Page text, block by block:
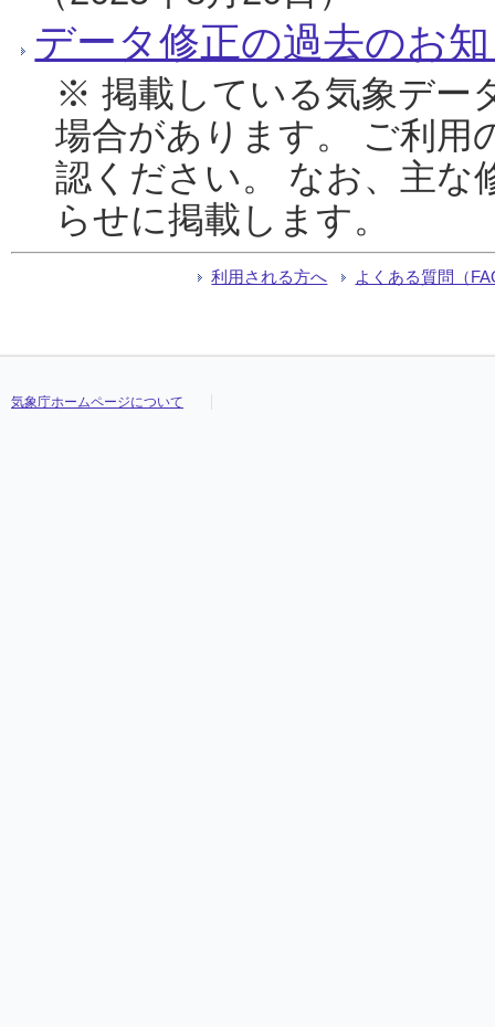
データ修正の過去のお
※ 掲載している気象デー
場合があります。 ご利用
認ください。 なお、主な
らせに掲載します。
利用される方へ よくある質問（
気象庁ホームページについて